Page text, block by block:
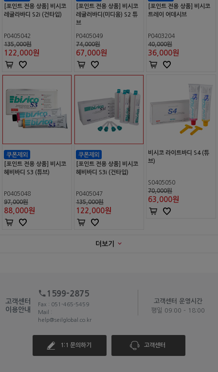
[포인트 전용 상품] 비시코
레귤라바디 S2i (건타입)
P0405042
135,000원
122,000원
[포인트 전용 상품] 비시코
레귤러바디(미디움) S2 튜
브
P0405049
74,000원
67,000원
[포인트 전용 상품] 비시코
트레이 어데시브
P0403204
40,000원
36,000원
[포인트 전용 상품] 비시코
헤비바디 S3 (튜브)
P0405048
97,000원
88,000원
[포인트 전용 상품] 비시코
헤비바디 S3i (건타입)
P0405047
135,000원
122,000원
비시코 라이트바디 S4 (튜
브)
S0405050
70,000원
63,000원
더보기
고객센터
이용안내
1599-2875
Fax : 051-465-5459
Mail :
help@seilglobal.co.kr
고객센터 운영시간
평일 09:00 - 18:00
1:1 문의하기 고객센터